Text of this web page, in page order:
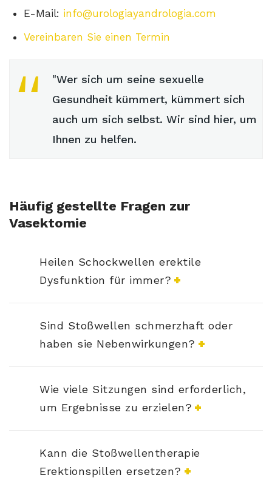
E-Mail: info@urologiayandrologia.com
Vereinbaren Sie einen Termin
"Wer sich um seine sexuelle
Gesundheit kümmert, kümmert sich
auch um sich selbst. Wir sind hier, um
Ihnen zu helfen.
Häufig gestellte Fragen zur
Vasektomie
Heilen Schockwellen erektile
Dysfunktion für immer?
Sind Stoßwellen schmerzhaft oder
haben sie Nebenwirkungen?
Wie viele Sitzungen sind erforderlich,
um Ergebnisse zu erzielen?
Kann die Stoßwellentherapie
Erektionspillen ersetzen?